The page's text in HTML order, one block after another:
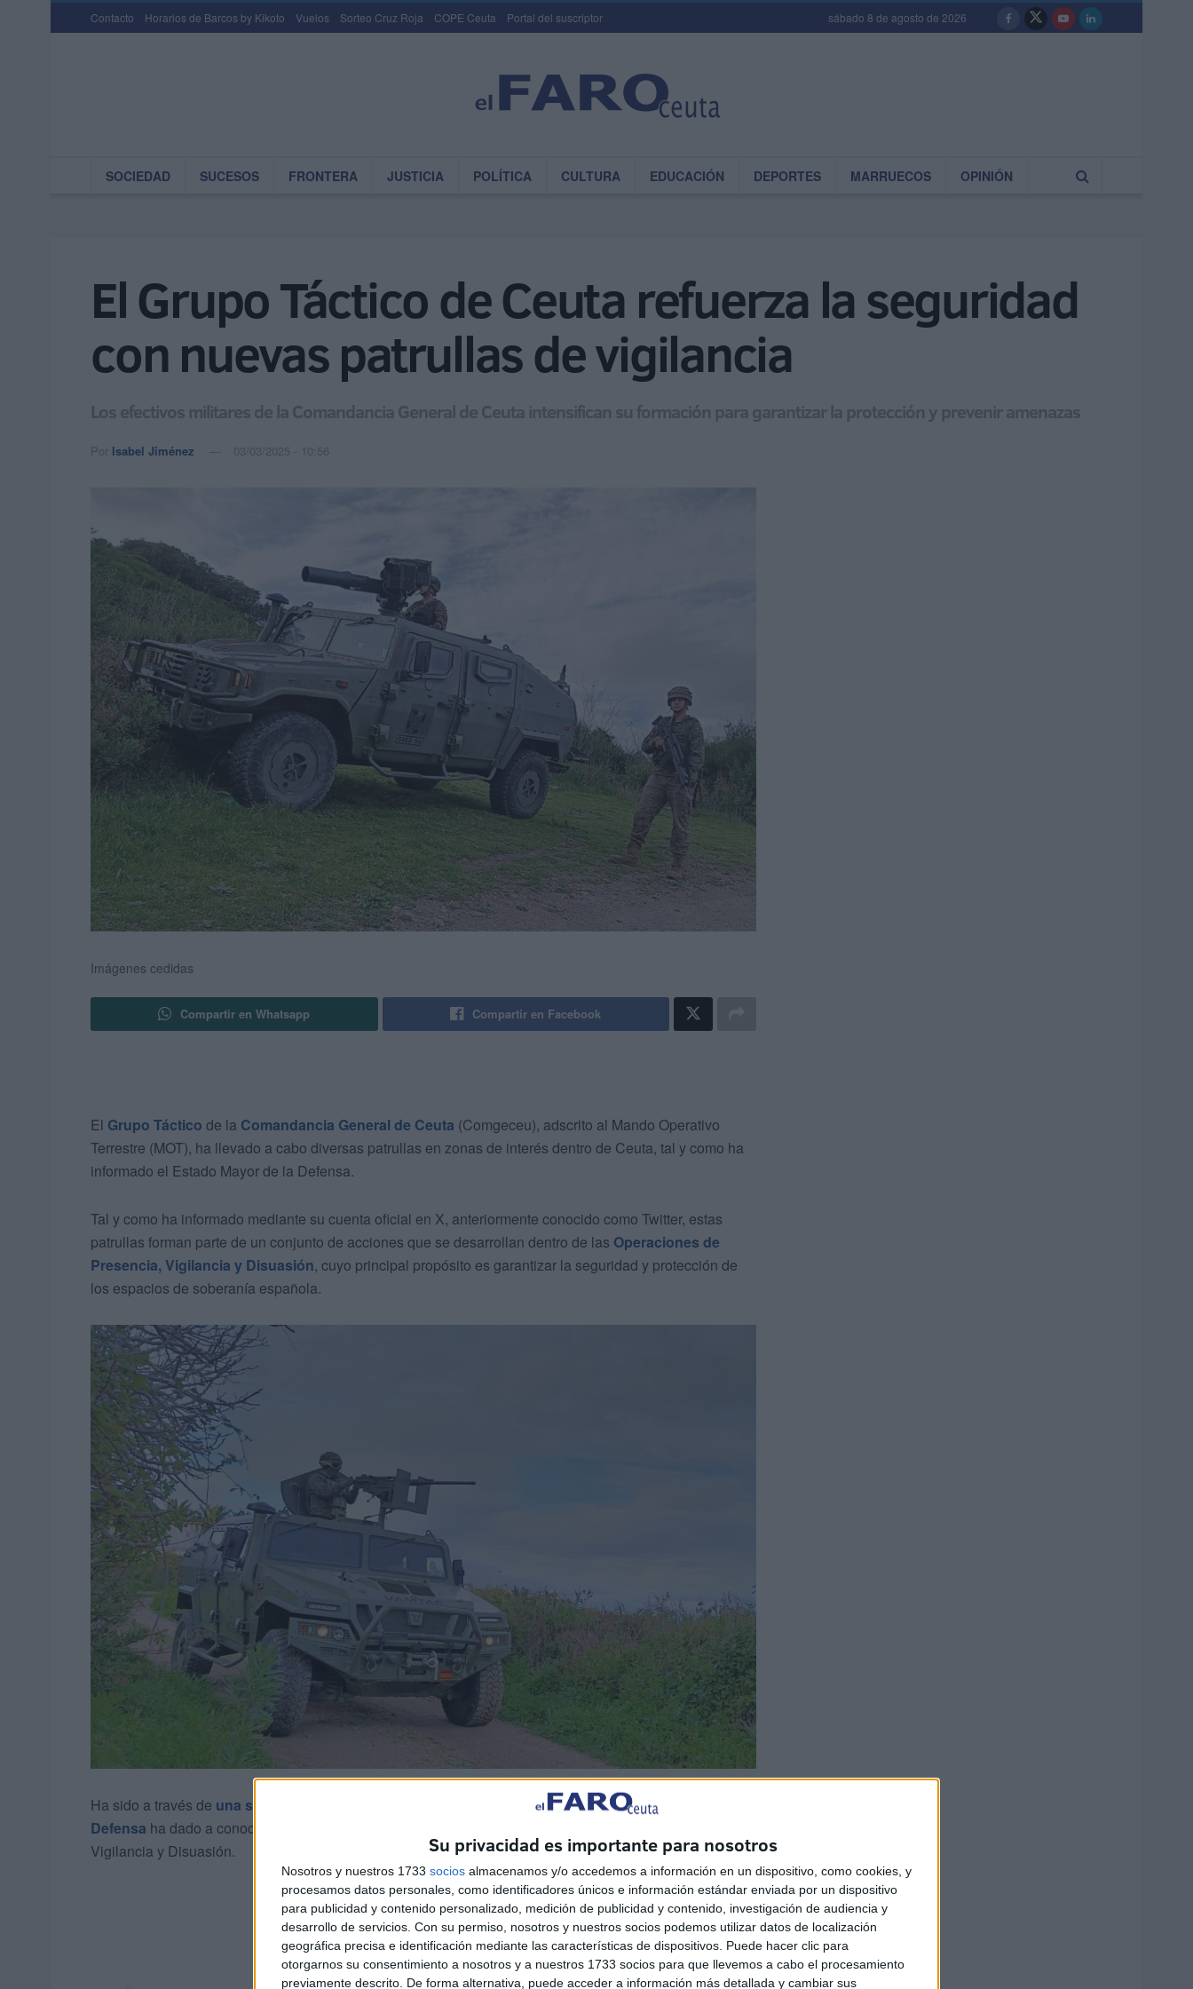
Su privacidad es importante para nosotros
Nosotros y nuestros 1733 socios almacenamos y/o accedemos a información en un dispositivo, como cookies, y
procesamos datos personales, como identificadores únicos e información estándar enviada por un dispositivo
para publicidad y contenido personalizado, medición de publicidad y contenido, investigación de audiencia y
desarrollo de servicios. Con su permiso, nosotros y nuestros socios podemos utilizar datos de localización
geográfica precisa e identificación mediante las características de dispositivos. Puede hacer clic para
otorgarnos su consentimiento a nosotros y a nuestros 1733 socios para que llevemos a cabo el procesamiento
previamente descrito. De forma alternativa, puede acceder a información más detallada y cambiar sus
Contacto Horarios de Barcos by Kikoto Vuelos Sorteo Cruz Roja COPE Ceuta Portal del suscriptor sábado 8 de agosto de 2026
SOCIEDAD SUCESOS FRONTERA JUSTICIA POLÍTICA CULTURA EDUCACIÓN DEPORTES MARRUECOS OPINIÓN
El Grupo Táctico de Ceuta refuerza la seguridad
con nuevas patrullas de vigilancia
Los efectivos militares de la Comandancia General de Ceuta intensifican su formación para garantizar la protección y prevenir amenazas
Por Isabel Jiménez 03/03/2025 - 10:56
Imágenes cedidas
Compartir en Whatsapp Compartir en Facebook
El Grupo Táctico de la Comandancia General de Ceuta (Comgeceu), adscrito al Mando Operativo
Terrestre (MOT), ha llevado a cabo diversas patrullas en zonas de interés dentro de Ceuta, tal y como ha
informado el Estado Mayor de la Defensa.
Tal y como ha informado mediante su cuenta oficial en X, anteriormente conocido como Twitter, estas
patrullas forman parte de un conjunto de acciones que se desarrollan dentro de las Operaciones de
Presencia, Vigilancia y Disuasión, cuyo principal propósito es garantizar la seguridad y protección de
los espacios de soberanía española.
Ha sido a través de una serie de fotografías publicadas en sus redes sociales que elEstado Mayor de
Defensa ha dado a conocer algunas de las acciones que forman parte de las Operaciones de Presencia,
Vigilancia y Disuasión.